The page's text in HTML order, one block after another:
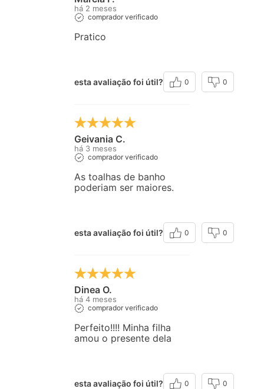
há 2 meses
comprador verificado
Pratico
esta avaliação foi útil? 0 0
Geivania C.
há 3 meses
comprador verificado
As toalhas de banho
poderiam ser maiores.
esta avaliação foi útil? 0 0
Dinea O.
há 4 meses
comprador verificado
Perfeito!!!! Minha filha
amou o presente dela
esta avaliação foi útil? 0 0